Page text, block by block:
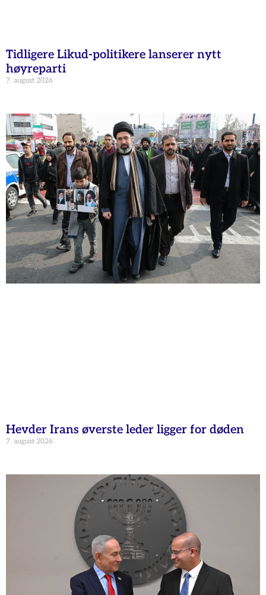
Tidligere Likud-politikere lanserer nytt
høyreparti
7. august 2026
Hevder Irans øverste leder ligger for døden
7. august 2026